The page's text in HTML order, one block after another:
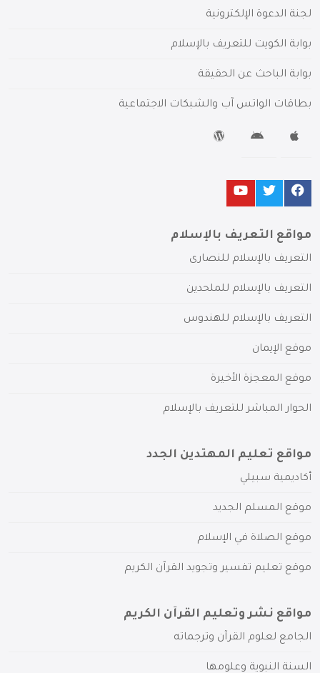
لجنة الدعوة الإلكترونية
بوابة الكويت للتعريف بالإسلام
بوابة الباحث عن الحقيقة
بطاقات الواتس آب والشبكات الاجتماعية
مواقع التعريف بالإسلام
التعريف بالإسلام للنصارى
التعريف بالإسلام للملحدين
التعريف بالإسلام للهندوس
موقع الإيمان
موقع المعجزة الأخيرة
الحوار المباشر للتعريف بالإسلام
مواقع تعليم المهتدين الجدد
أكاديمية سبيلي
موقع المسلم الجديد
موقع الصلاة في الإسلام
موقع تعليم تفسير وتجويد القرآن الكريم
مواقع نشر وتعليم القرآن الكريم
الجامع لعلوم القرآن وترجماته
السنة النبوية وعلومها